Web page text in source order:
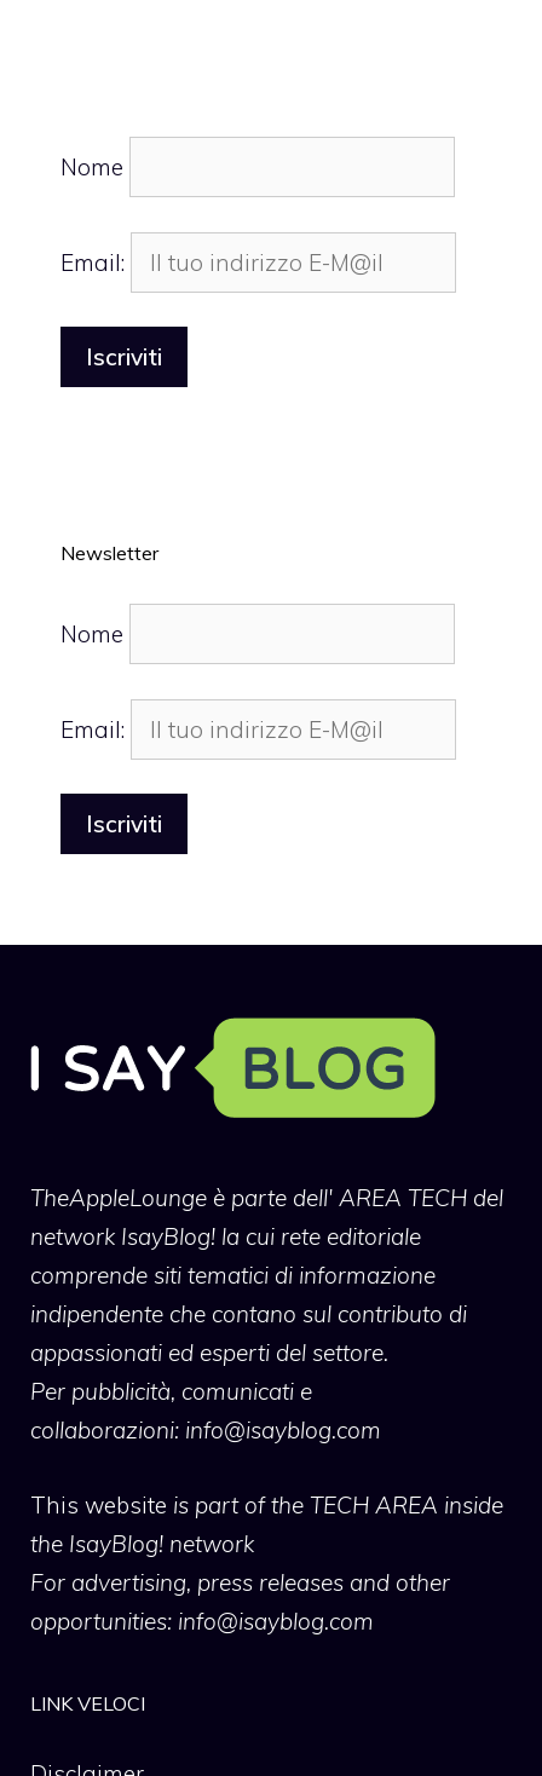
Nome
Email:
Newsletter
Nome
Email:
TheAppleLounge è parte dell' AREA TECH del
network IsayBlog! la cui rete editoriale
comprende siti tematici di informazione
indipendente che contano sul contributo di
appassionati ed esperti del settore.
Per pubblicità, comunicati e
collaborazioni: info@isayblog.com
This website is part of the TECH AREA inside
the IsayBlog! network
For advertising, press releases and other
opportunities: info@isayblog.com
LINK VELOCI